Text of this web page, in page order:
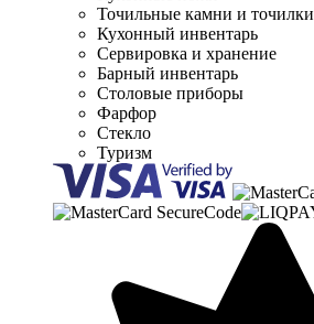
Точильные камни и точилки
Кухонный инвентарь
Сервировка и хранение
Барный инвентарь
Столовые приборы
Фарфор
Стекло
Туризм